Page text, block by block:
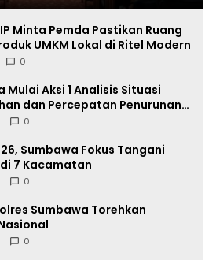
Minta Pemda Pastikan Ruang
UMKM Lokal di Ritel Modern
0
Mulai Aksi 1 Analisis Situasi
dan Percepatan Penurunan
2026
0
Sumbawa Fokus Tangani
7 Kacamatan
0
Sumbawa Torehkan
0